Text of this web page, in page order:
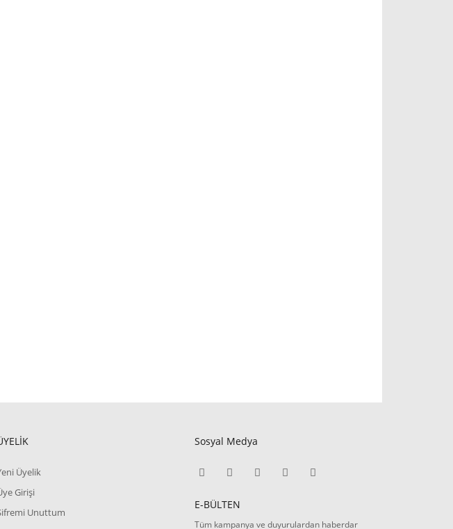
Üyelik
Girişi
Unuttum
Sosyal Medya
E-BÜLTEN
Tüm kampanya ve duyurulardan haberdar